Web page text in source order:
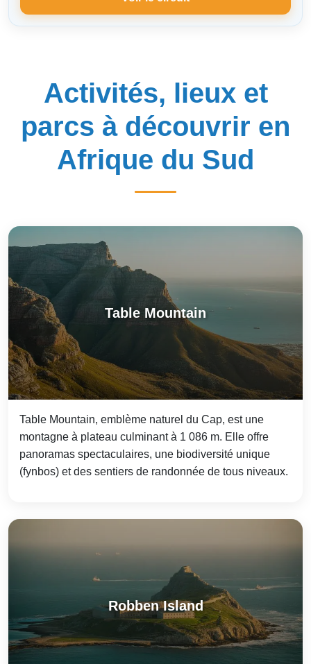
Activités, lieux et
parcs à découvrir en
Afrique du Sud
Table Mountain
Table Mountain, emblème naturel du Cap, est une
montagne à plateau culminant à 1 086 m. Elle offre
panoramas spectaculaires, une biodiversité unique
(fynbos) et des sentiers de randonnée de tous niveaux.
Robben Island